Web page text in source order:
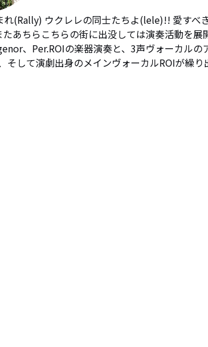
(Rally) ウクレレの同士たちよ(lele)!! 愛すべ
たあちらこちらの街に出没しては演奏活動を
、Per.ROIの楽器演奏と、3声ヴォーカル
そして演劇出身のメインヴォーカルROIが繰